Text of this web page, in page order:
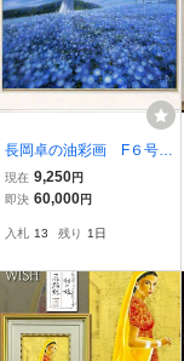
長岡卓の油彩画 F６号
「ネモフィラの丘の優し
い風」 風景画 ネモフ
の力作 ［真贋］ 額は
現在 9,250円
即決 60,000円
入札 13 残り 1日